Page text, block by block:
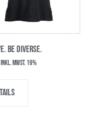
BE DIVERSE.
inkl. MwSt. 19%